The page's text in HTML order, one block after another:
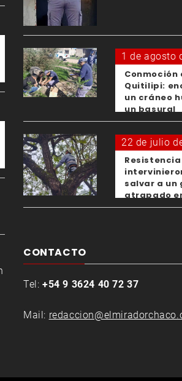
1 de agosto
Conmoción
Quitilipi:
un cráneo
un basural
22 de julio
salvar a un
atrapado
CONTACTO
Tel: +54 9 3624 40 72 37
Mail: